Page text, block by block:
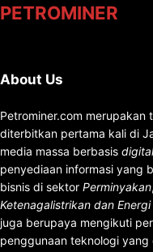
PETROMINER
About Us
Petrominer.com merupakan
diterbitkan pertama kali di
media massa berbasis digital
penyediaan informasi yang
bisnis di sektor Perminyakan,
Ketenagalistrikan dan
juga berupaya mengikuti
penggunaan teknologi